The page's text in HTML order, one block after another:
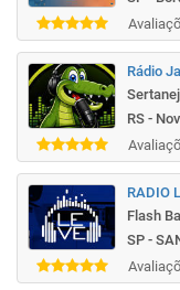
Rádio
RS -
RADIO
Flash
SP -